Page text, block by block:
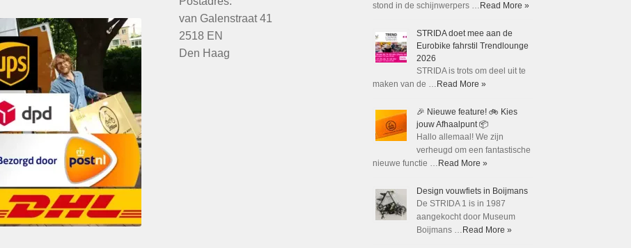
van Galenstraat 41
2518 EN
Den Haag
stond in de schijnwerpers … Read More »
STRIDA doet mee aan de
Eurobike fahrstil Trendlounge
2026
STRIDA is trots om deel uit te
maken van de … Read More »
🎉 Nieuwe feature! 🚲 Kies
jouw Afhaalpunt 📦
Hallo allemaal! We zijn
verheugd om een fantastische
nieuwe functie … Read More »
Design vouwfiets in Boijmans
De STRIDA 1 is in 1987
aangekocht door Museum
Boijmans … Read More »